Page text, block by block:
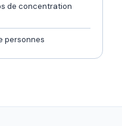
de concentration
personnes